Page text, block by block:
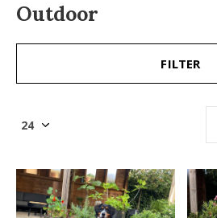
Outdoor
FILTER